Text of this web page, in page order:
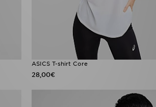
ASICS T-shirt Core
28,00€